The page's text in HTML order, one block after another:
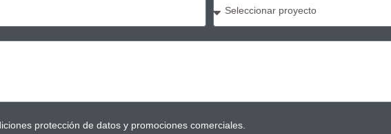
protección de datos y promociones comerciales.